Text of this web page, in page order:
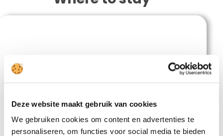
Deze website maakt gebruik van cookies
We gebruiken cookies om content en advertenties te
personaliseren, om functies voor social media te bieden
Paradise Riverview Resort